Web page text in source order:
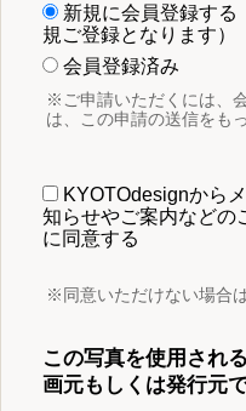
新規に会員登録する
規ご登録となります）
会員登録済み
※ご申請いただくには、
は、この申請の送信をも
KYOTOdesignから
知らせやご案内などの
に同意する
※同意いただけない場合
この写真を使用され
画元もしくは発行元